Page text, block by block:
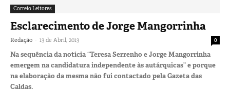
Correio Leitores
Esclarecimento de Jorge Mangorrinha
Redação - 13 de Abril, 2013 0
Na sequência da notícia “Teresa Serrenho e Jorge Mangorrinha
emergem na candidatura independente às autárquicas” e porque
na elaboração da mesma não fui contactado pela Gazeta das
Caldas.